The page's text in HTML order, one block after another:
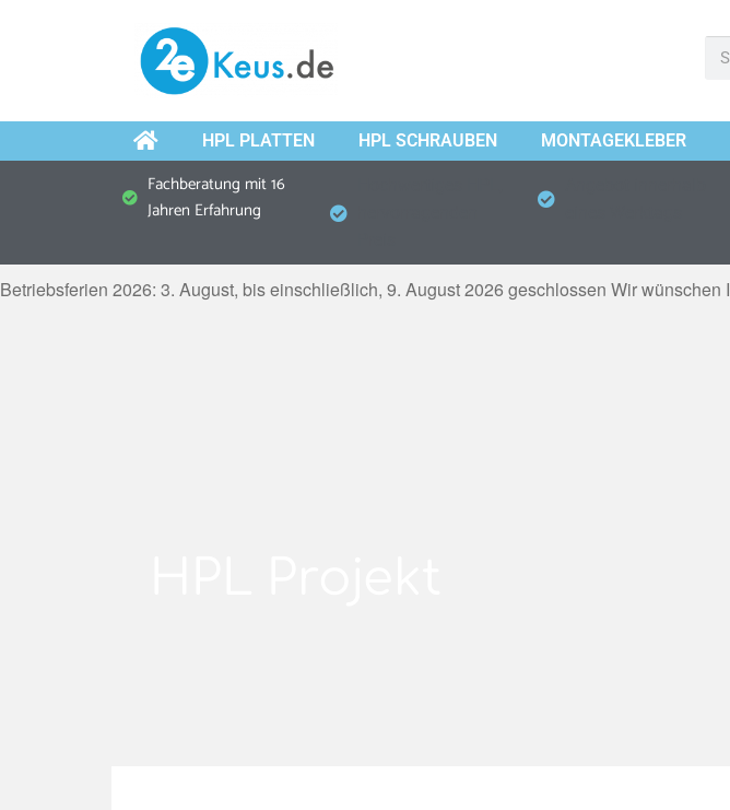
HPL PLATTEN HPL SCHRAUBEN MONTAGEKLEBER
Fachberatung mit 16
Jahren Erfahrung
Betriebsferien 2026: 3. August, bis einschließlich, 9. August 2026 geschlossen Wir wünschen